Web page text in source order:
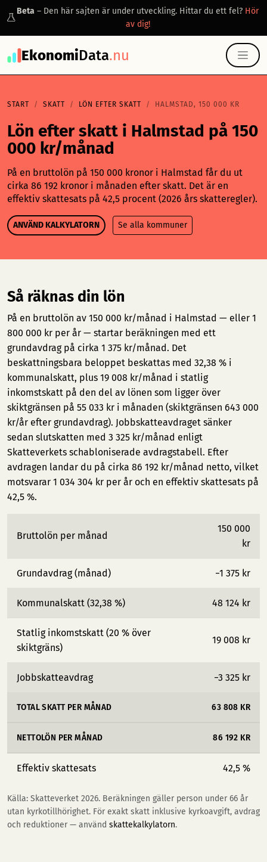
Beta – Den här sajten är under utveckling. Hittar du ett fel? Hör
av dig!
EkonomiData.nu
START SKATT LÖN EFTER SKATT HALMSTAD, 150 000 KR
Lön efter skatt i Halmstad på 150
000 kr/månad
På en bruttolön på 150 000 kronor i Halmstad får du ut
cirka 86 192 kronor i månaden efter skatt. Det är en
effektiv skattesats på 42,5 procent (2026 års skatteregler).
ANVÄND KALKYLATORN Se alla kommuner
Så räknas din lön
På en bruttolön av 150 000 kr/månad i Halmstad — eller 1
800 000 kr per år — startar beräkningen med ett
grundavdrag på cirka 1 375 kr/månad. Det
beskattningsbara beloppet beskattas med 32,38 % i
kommunalskatt, plus 19 008 kr/månad i statlig
inkomstskatt på den del av lönen som ligger över
skiktgränsen på 55 033 kr i månaden (skiktgränsen 643 000
kr/år efter grundavdrag). Jobbskatteavdraget sänker
sedan slutskatten med 3 325 kr/månad enligt
Skatteverkets schabloniserade avdragstabell. Efter
avdragen landar du på cirka 86 192 kr/månad netto, vilket
motsvarar 1 034 304 kr per år och en effektiv skattesats på
42,5 %.
Bruttolön per månad
150 000
kr
Grundavdrag (månad) −1 375 kr
Kommunalskatt (32,38 %) 48 124 kr
Statlig inkomstskatt (20 % över
skiktgräns)
19 008 kr
Jobbskatteavdrag −3 325 kr
TOTAL SKATT PER MÅNAD 63 808 KR
NETTOLÖN PER MÅNAD 86 192 KR
Effektiv skattesats 42,5 %
Källa: Skatteverket 2026. Beräkningen gäller person under 66 år
utan kyrkotillhörighet. För exakt skatt inklusive kyrkoavgift, avdrag
och reduktioner — använd skattekalkylatorn.